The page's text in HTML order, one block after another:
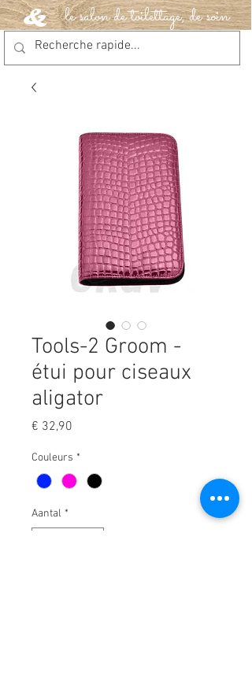
le salon de toilettage, de soin
&
Tools-2 Groom -
étui pour ciseaux
aligator
€ 32,90
Couleurs *
Aantal *